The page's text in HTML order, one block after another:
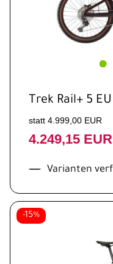
Trek Rail+ 5
statt 4.999,00 EUR
4.249,15 EUR
Varianten
-15%